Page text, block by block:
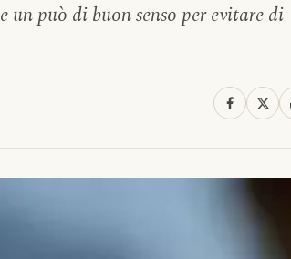
può di buon senso per evitare di